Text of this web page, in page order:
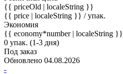
{{ priceOld | localeString }}
{{ price | localeString }} / упак.
Экономия
{{ economy*number | localeString }}
0 упак. (1-3 дня)
Под заказ
Обновлено 04.08.2026
-